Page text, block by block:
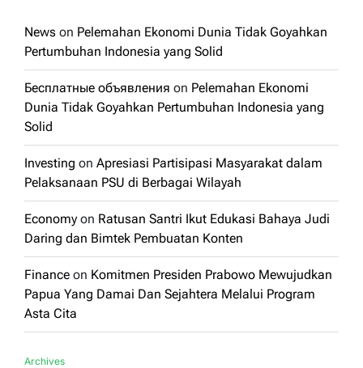
News on Pelemahan Ekonomi Dunia Tidak Goyahkan
Pertumbuhan Indonesia yang Solid
Бесплатные объявления on Pelemahan Ekonomi
Dunia Tidak Goyahkan Pertumbuhan Indonesia yang
Solid
Investing on Apresiasi Partisipasi Masyarakat dalam
Pelaksanaan PSU di Berbagai Wilayah
Economy on Ratusan Santri Ikut Edukasi Bahaya Judi
Daring dan Bimtek Pembuatan Konten
Finance on Komitmen Presiden Prabowo Mewujudkan
Papua Yang Damai Dan Sejahtera Melalui Program
Asta Cita
Archives